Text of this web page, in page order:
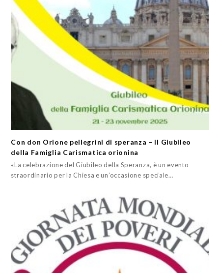
Con don Orione pellegrini di speranza – Il Giubileo
della Famiglia Carismatica orionina
«La celebrazione del Giubileo della Speranza, è un evento
straordinario per la Chiesa e un’occasione speciale…